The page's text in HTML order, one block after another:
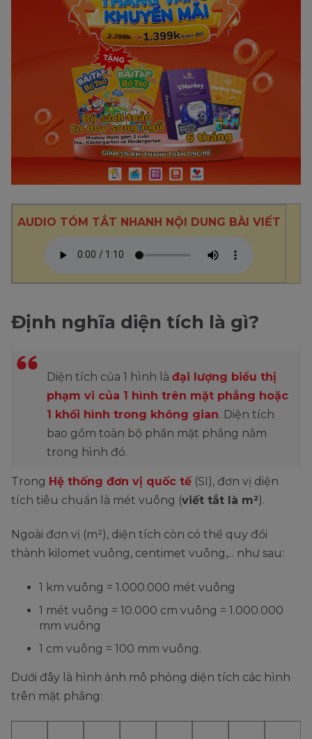
AUDIO TÓM TẮT NHANH NỘI DUNG BÀI VIẾT
Định nghĩa diện tích là gì?
Diện tích của 1 hình là đại lượng biểu thị
phạm vi của 1 hình trên mặt phẳng hoặc
1 khối hình trong không gian. Diện tích
bao gồm toàn bộ phần mặt phẳng nằm
trong hình đó.
Trong Hệ thống đơn vị quốc tế(SI), đơn vị diện
tích tiêu chuẩn là mét vuông (viết tắt là m²).
Ngoài đơn vị (m²), diện tích còn có thể quy đổi
thành kilomet vuông, centimet vuông,... như sau:
1 km vuông = 1.000.000 mét vuông
1 mét vuông = 10.000 cm vuông = 1.000.000
mm vuông
1 cm vuông = 100 mm vuông.
Dưới đây là hình ảnh mô phỏng diện tích các hình
trên mặt phẳng: